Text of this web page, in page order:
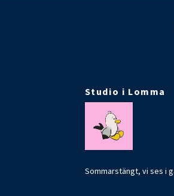
Studio i Lomma
Sommarstängt, vi ses i